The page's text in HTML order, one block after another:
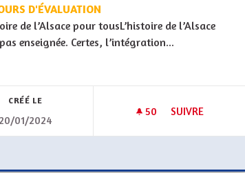
D'ÉVALUATION
de l’Alsace pour tousL’histoire de l’Alsace
enseignée. Certes, l’intégration...
CRÉÉ LE
20/01/2024
50 50 ABONNÉS
SUIVRE